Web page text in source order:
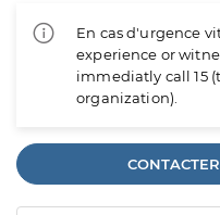
En cas d'urgence
experience or
immediatly call 15
organization).